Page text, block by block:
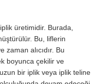
üretimidir. Burada,
Bu, liflerin
zaman alıcıdır. Bu
boyunca çekilir ve
bir iplik veya iplik teline